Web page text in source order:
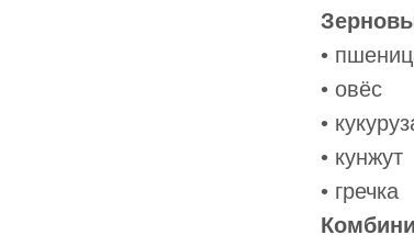
•
• овёс
•
• кунжут
• гречка